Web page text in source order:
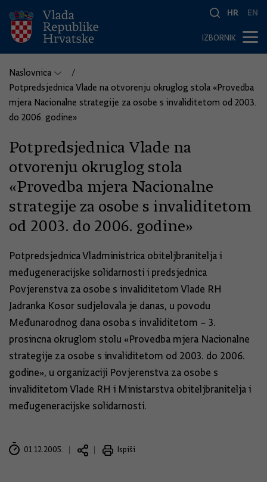
HR EN
IZBORNIK
Naslovnica
Potpredsjednica Vlade na otvorenju okruglog stola «Provedba
mjera Nacionalne strategije za osobe s invaliditetom od 2003.
do 2006. godine»
Potpredsjednica Vlade na
otvorenju okruglog stola
«Provedba mjera Nacionalne
strategije za osobe s invaliditetom
od 2003. do 2006. godine»
Potpredsjednica Vladministrica obiteljbranitelja i
međugeneracijske solidarnosti i predsjednica
Povjerenstva za osobe s invaliditetom Vlade RH
Jadranka Kosor sudjelovala je danas, u povodu
Međunarodnog dana osoba s invaliditetom – 3.
prosincna okruglom stolu «Provedba mjera Nacionalne
strategije za osobe s invaliditetom od 2003. do 2006.
godine», u organizaciji Povjerenstva za osobe s
invaliditetom Vlade RH i Ministarstva obiteljbranitelja i
međugeneracijske solidarnosti.
01.12.2005. Ispiši